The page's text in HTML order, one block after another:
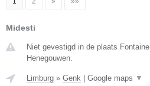
Midesti
Niet gevestigd in de plaats
Henegouwen.
Limburg » Genk Google maps ▼